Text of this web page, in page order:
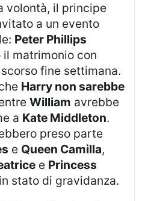
a un evento
Peter Phillips
matrimonio con
fine settimana.
Harry non sarebbe
William avrebbe
a Kate Middleton.
preso parte
e Queen Camilla,
e Princess
stato di gravidanza.